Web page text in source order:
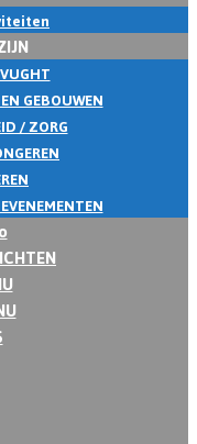
GEBOUWEN
/ ZORG